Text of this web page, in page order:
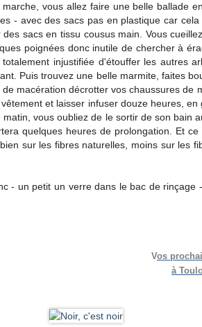
vous allez faire une belle ballade
- avec des sacs pas en plastique car cela
sacs en tissu cousus main. Vous
poignées donc inutile de chercher à
totalement injustifiée d'étouffer les autres
Puis trouvez une belle marmite, faites
macération décrotter vos chaussures de
et laisser infuser douze heures,
vous oubliez de le sortir de son bain
quelques heures de prolongation. Et
sur les fibres naturelles, moins sur les
- un petit un verre dans le bac de rinçage
Vos
à